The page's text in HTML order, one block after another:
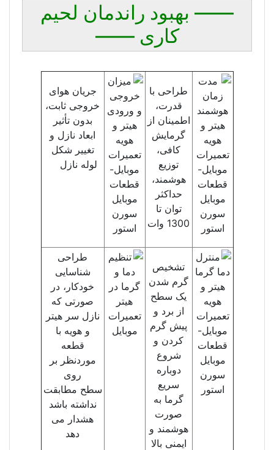
—— بهبود راندمان لحیم
کاری ——
طراحی با
قدرت،
اطمینان از
گرمایش
کافی،
توزیع
هوشمند،
حداکثر
توان تا
1300 وات
جریان هوای
خروجی ثابت،
بدون تأثیر
ابعاد نازل و
تغییر شکل
لوله نازل
تشخیص
گرم شدن
یک سطح
از برد و
پیش گرم
کردن و
شروع
دوباره
سریع
گرما به
صورت
هوشمند و
ایمنی بالا
طراحی
شناسایی
خودکار، در
صورتی که
نازل سر هیتر
و هویه با
قطعه
مورد‌نظر بر
روی
سطح مطابقت
نداشته باشد
هشدار می
دهد